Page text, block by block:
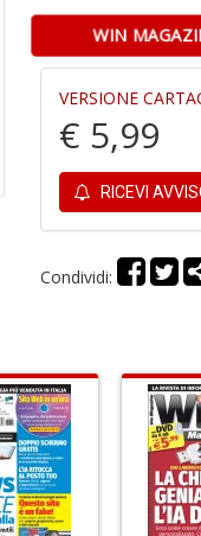
WIN
VERSIONE
€ 5,99
RICEVI
Condividi: